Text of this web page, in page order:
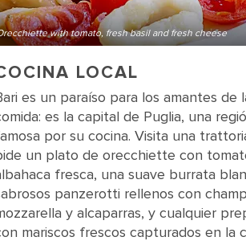
with tomato, fresh basil and fresh cheese
LOCAL
es un paraíso para los amantes de
es la capital de Puglia, una
por su cocina. Visita una
un plato de orecchiette con
fresca, una suave burrata
panzerotti rellenos con
y alcaparras, y cualquier
mariscos frescos capturados en la